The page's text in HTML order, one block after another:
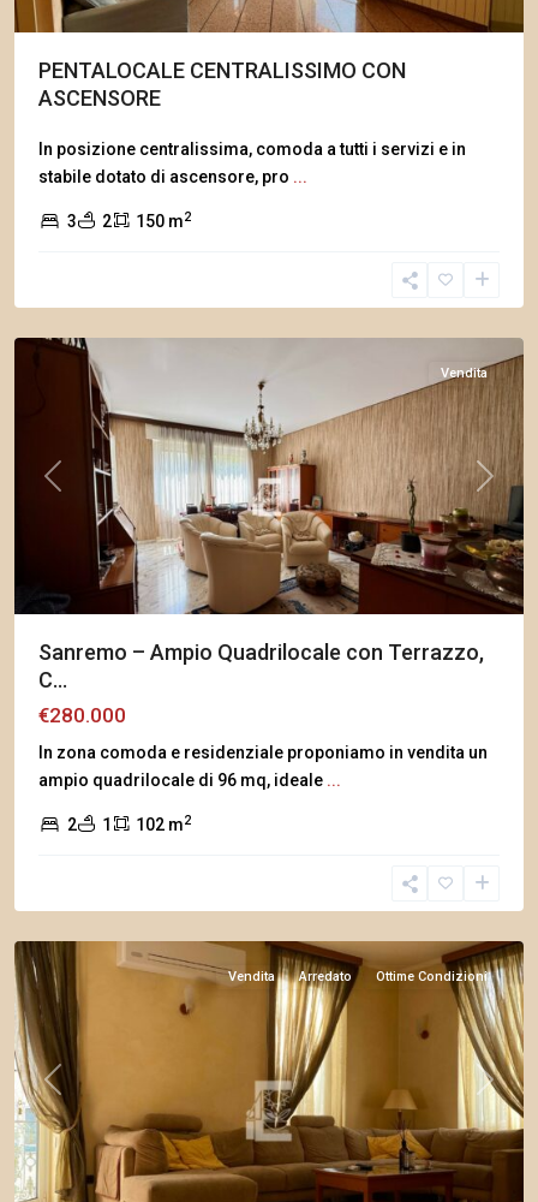
PENTALOCALE CENTRALISSIMO CON
ASCENSORE
In posizione centralissima, comoda a tutti i servizi e in
stabile dotato di ascensore, pro ...
3 2 150 m2
Sanremo
Previous Next
Vendita
Sanremo – Ampio Quadrilocale con Terrazzo,
C...
€280.000
In zona comoda e residenziale proponiamo in vendita un
ampio quadrilocale di 96 mq, ideale ...
2 1 102 m2
Previous Next
Vendita Arredato Ottime Condizioni